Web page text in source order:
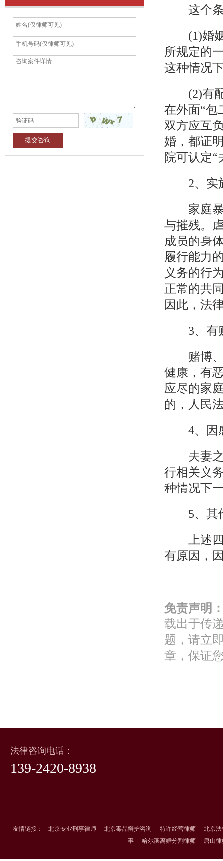
这个条
(1)婚姻
所规定的
这种情况
(2)有配
在外面“包
双方应互
婚，都证
院可认定“
2、实施
家庭暴
与摧残。
成员的身
履行能力
义务的行
正常的共
因此，法
3、有赌
赌博、
健康，有
应尽的家
的，人民
4、因感
夫妻之
行相关义
种情况下
5、其他
上述四
有原因，
免责声明
载出于传
题，请立
章，保证
法律咨询电话：
139-2420-8938
友情链接： 北京专业刑事律师 北京毒品辩护咨询 特许经营律师
北京法
事
哈尔滨离婚分割律师 唐山律